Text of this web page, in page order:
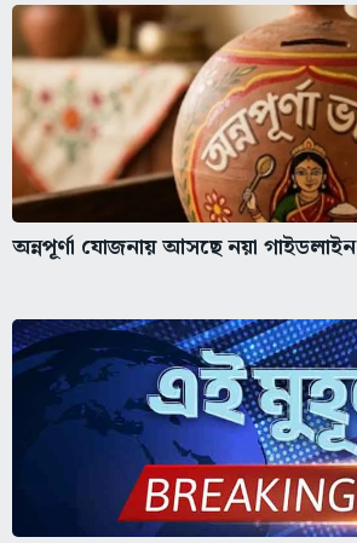
অন্নপূর্ণা যোজনায় আসছে নয়া গাইডলাইন